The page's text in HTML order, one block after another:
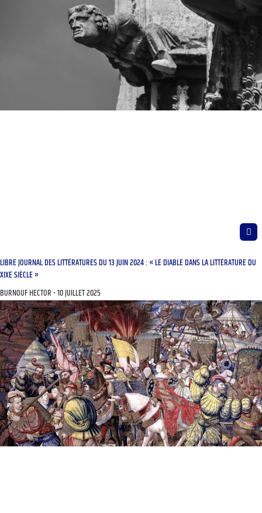
LIBRE JOURNAL DES LITTÉRATURES DU 13 JUIN 2024 : « LE DIABLE DANS LA LITTÉRATURE DU
XIXE SIÈCLE »
BURNOUF HECTOR 10 JUILLET 2025